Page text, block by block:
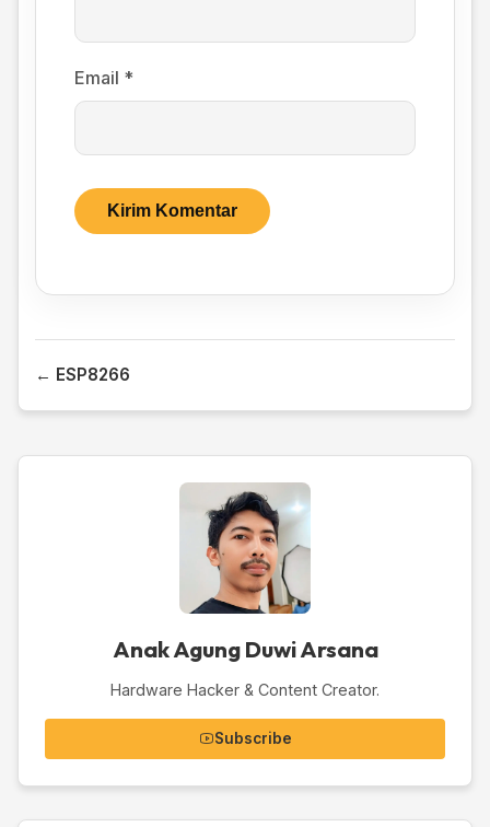
Email *
← ESP8266
Anak Agung Duwi Arsana
Hardware Hacker & Content Creator.
Subscribe